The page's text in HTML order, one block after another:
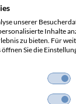
Impressum
unserer
Inhalte
zu bieten. Für
Sie die